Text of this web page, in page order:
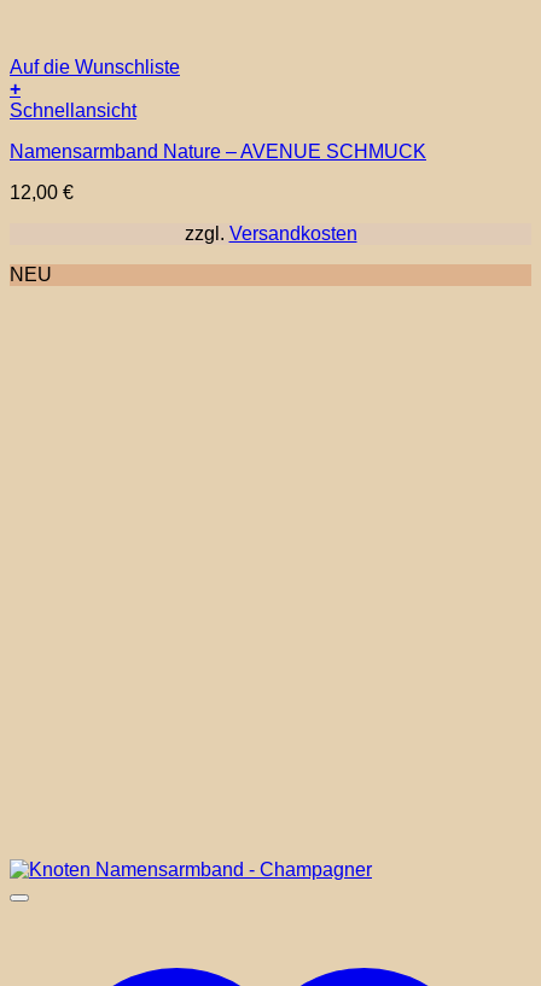
Auf die Wunschliste
+
Schnellansicht
Namensarmband Nature – AVENUE SCHMUCK
12,00 €
zzgl. Versandkosten
NEU